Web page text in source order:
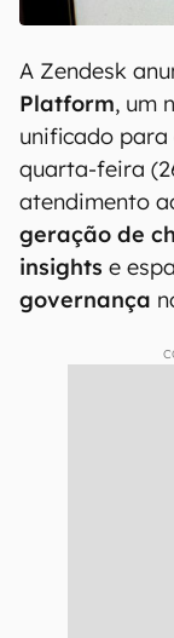
A Zendesk
Platform, um
unificado
quarta-feira
atendimento
geração de
insights e
governança